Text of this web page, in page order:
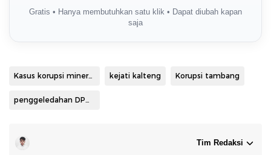
Gratis • Hanya membutuhkan satu klik • Dapat diubah kapan
saja
Kasus korupsi mineral Kalteng kejati kalteng Korupsi tambang
penggeledahan DPMPTSP
Tim Redaksi